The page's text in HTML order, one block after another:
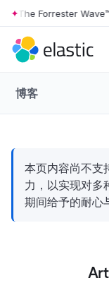
Skip to main content
The Forrester Wave™
博客
本页内容尚不支
力，以实现对多
期间给予的耐心